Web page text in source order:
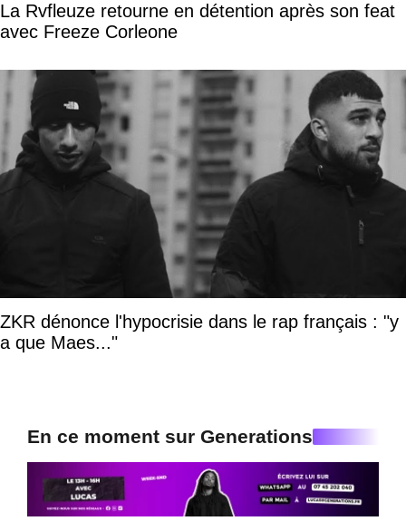
La Rvfleuze retourne en détention après son feat
avec Freeze Corleone
ZKR dénonce l'hypocrisie dans le rap français : "y
a que Maes..."
En ce moment sur Generations